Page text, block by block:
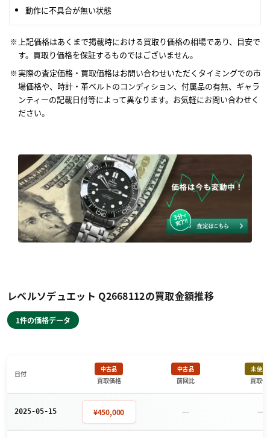
動作に不具合が無い状態
上記価格はあくまで掲載時における買取り価格の相場であり、目安で
す。買取り価格を保証するものではございません。
実際の査定価格・買取価格はお問い合わせいただくタイミングでの市
場価格や、時計・革ベルトのコンディション、付属品の有無、ギャラ
ンティーの記載日付等によって異なります。お気軽にお問い合わせく
ださい。
レベルソデュエット Q2668112の買取金額推移
1件の価格データ
日付
中古品
買取価格
中古品
前回比
未使用
買取価
2025-05-15 ¥450,000 － －